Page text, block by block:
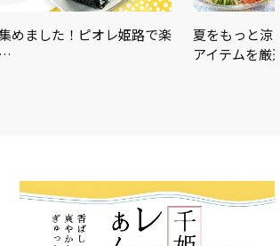
めました！ピオレ姫路で楽
夏をもっと涼
アイテムを厳